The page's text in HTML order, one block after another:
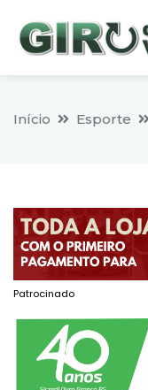
Início Esporte
Patrocinado